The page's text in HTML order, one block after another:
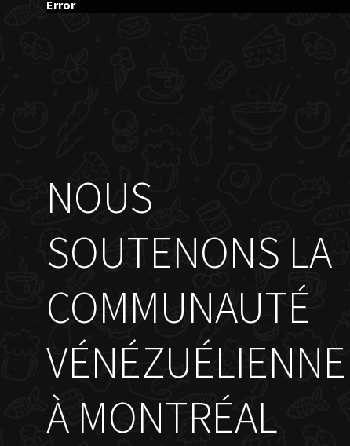
Error
NOUS
SOUTENONS LA
COMMUNAUTÉ
VÉNÉZUÉLIENNE
À MONTRÉAL